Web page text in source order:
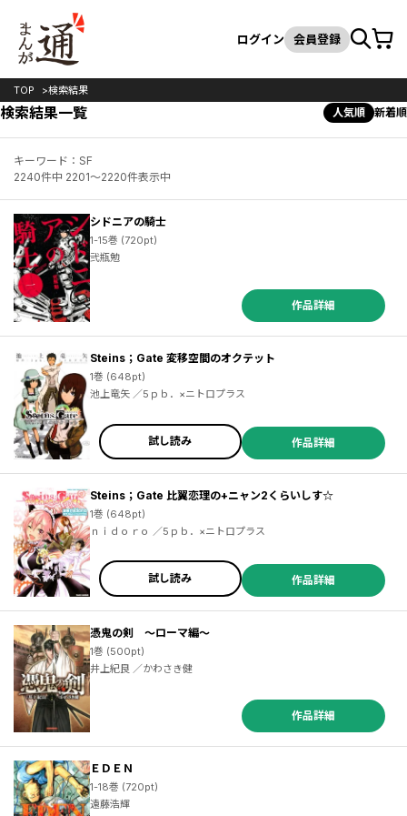
検索
ログイン 会員登録カート
TOP 検索結果
検索結果一覧 人気順 新着順
キーワード：SF
2240件中 2201～2220件表示中
シドニアの騎士
1-15巻 (720pt)
弐瓶勉
作品詳細
Steins；Gate 変移空間のオクテット
1巻 (648pt)
池上竜矢 ／5ｐｂ．×ニトロプラス
試し読み 作品詳細
Steins；Gate 比翼恋理の+ニャン2くらいしす☆
1巻 (648pt)
ｎｉｄｏｒｏ ／5ｐｂ．×ニトロプラス
試し読み 作品詳細
憑鬼の剣 ～ローマ編～
1巻 (500pt)
井上紀良 ／かわさき健
作品詳細
ＥＤＥＮ
1-18巻 (720pt)
遠藤浩輝